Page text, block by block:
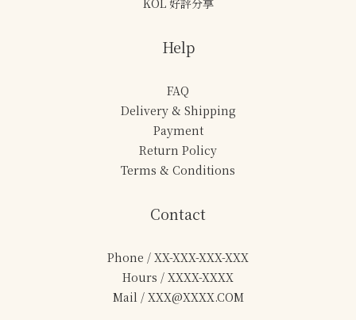
KOL 好評分享
Help
FAQ
Delivery & Shipping
Payment
Return Policy
Terms & Conditions
Contact
Phone / XX-XXX-XXX-XXX
Hours / XXXX-XXXX
Mail / XXX@XXXX.COM